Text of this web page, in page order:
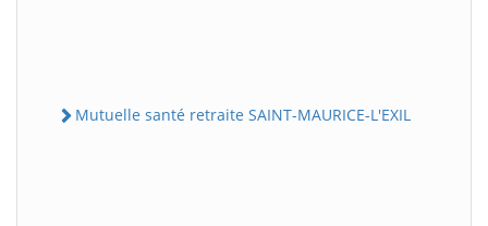
Mutuelle santé retraite SAINT-MAURICE-L'EXIL